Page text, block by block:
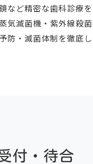
など精密な歯科診療
気滅菌機・紫外線殺
防・滅菌体制を徹底
付・待合